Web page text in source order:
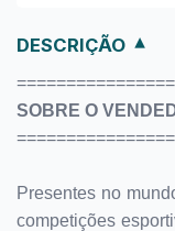
DESCRIÇÃO
SOBRE O
Presentes no
competições